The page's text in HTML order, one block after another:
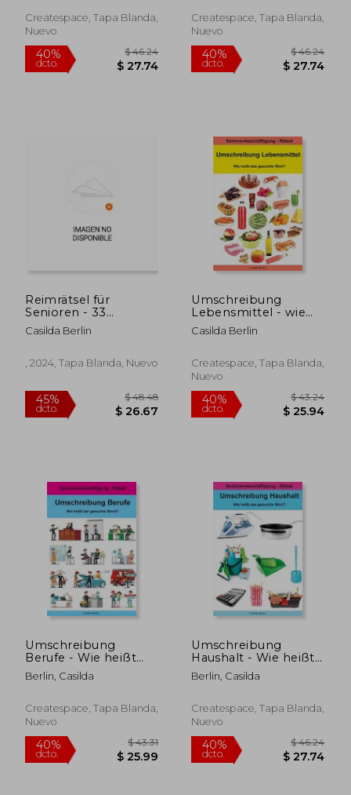
40%
dcto. $ 26.11 dcto. $
Createspace, Tapa Blanda,
Nuevo
40% $ 46.24
Createspace, Tapa Blanda,
Nuevo
40% $
Reimrätsel für
Senioren - 33
humorvolle
Alltagsgeschichten
Casilda Berlin
, 2024, Tapa Blanda, Nuevo
Umschreibung
Lebensmittel - wie
Heißt das Gesuchte
Wort?
Rätsel (en Alemán)
Casilda Berlin
Createspace, Tapa Blanda,
Nuevo
Umschreibung
Berufe - Wie heißt
der gesuchte Beruf?:
Seniorenbeschäftigung
Berlin, Casilda
Createspace, Tapa Blanda,
Nuevo
Umschreibung
Haushalt - Wie heißt
das gesuchte Wort?:
Seniorenbeschäftigung
Berlin, Casilda
Createspace, Tapa Blanda,
Nuevo